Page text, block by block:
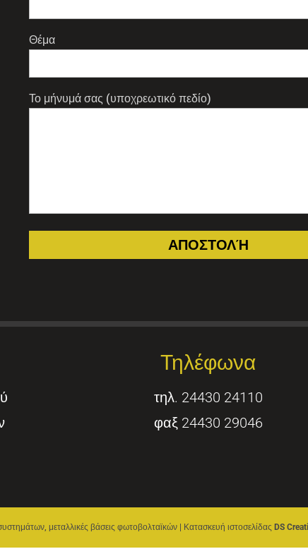
Θέμα
Το μήνυμά σας (υποχρεωτικό πεδίο)
Τηλέφωνα
τηλ. 24430 24110
φαξ 24430 29046
μεταλλικές βάσεις φωτοβολταϊκών | Κατασκευή ιστοσελίδας DS